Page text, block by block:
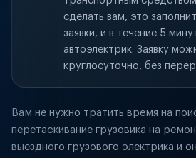
сделать вам, это
заявки, и в течение 5
автоэлектрик. Заявку
круглосуточно, без
Вам не нужно тратить время на
перетаскивание грузовика на
выездного грузового электрика и